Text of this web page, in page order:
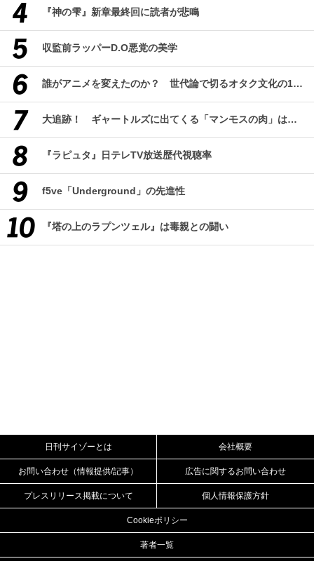
『神の雫』新章最終回に読者が悲鳴
収監前ラッパーD.O悪党の美学
誰がアニメを変えたのか？ 世代論で切るオタク文化の10年、そして50年
大追跡！ ギャートルズに出てくる「マンモスの肉」はどんな味なのか？（前編）
『ラピュタ』日テレTV放送歴代視聴率
f5ve「Underground」の先進性
『塔の上のラプンツェル』は毒親との闘い
日刊サイゾーとは 会社概要
お問い合わせ（情報提供/記事） 広告に関するお問い合わせ
プレスリリース掲載について 個人情報保護方針
Cookieポリシー
著者一覧